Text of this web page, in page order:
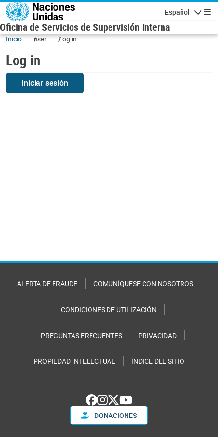
Skip to main content
Español
Oficina de Servicios de Supervisión Interna
Inicio user Log in
Log in
Iniciar sesión
ALERTA DE FRAUDE COMUNÍQUESE CON NOSOTROS
CONDICIONES DE UTILIZACIÓN
PREGUNTAS FRECUENTES PRIVACIDAD
PROPIEDAD INTELECTUAL ÍNDICE DEL SITIO
DONACIONES